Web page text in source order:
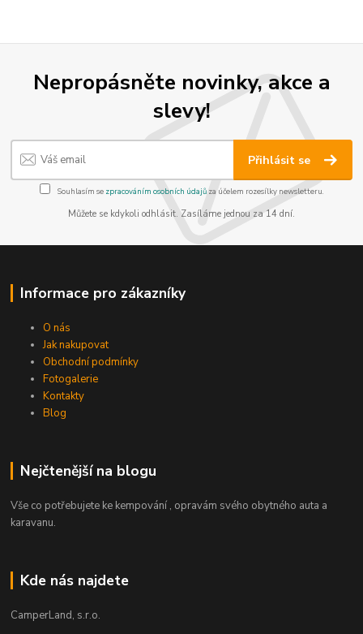
Nepropásněte novinky, akce a
slevy!
Přihlásit se
Souhlasím se zpracováním osobních údajůza účelem rozesílky newsletteru.
Můžete se kdykoli odhlásit. Zasíláme jednou za 14 dní.
Informace pro zákazníky
O nás
Jak nakupovat
Obchodní podmínky
Fotogalerie
Kontakty
Blog
Nejčtenější na blogu
Vše co potřebujete ke kempování , opravám svého obytného auta a
karavanu.
Kde nás najdete
CamperLand, s.r.o.